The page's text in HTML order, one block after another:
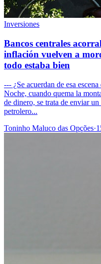
Inversiones
Bancos centrales
inflación vuelven a
todo estaba bien
--- ¿Se acuerdan de esa
Noche, cuando quema la
de dinero, se trata de enviar
petrolero...
Toninho Maluco das Opções·